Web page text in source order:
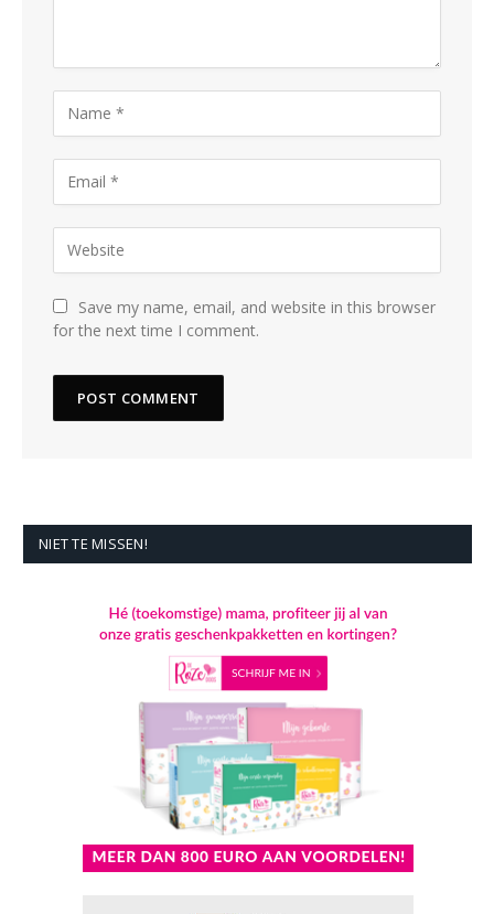
Save my name, email, and website in this browser
for the next time I comment.
NIET TE MISSEN!